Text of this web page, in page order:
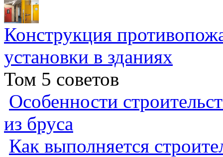
Конструкция
установки в зданиях
Том 5 советов
Особенности
из бруса
Как выполняется